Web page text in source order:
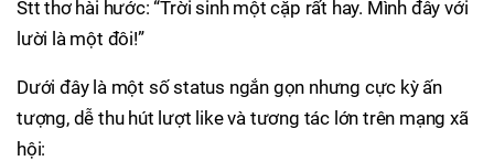
Stt thơ hài hước: “Trời sinh một cặp rất hay. Mình đây với
lười là một đôi!”
Dưới đây là một số status ngắn gọn nhưng cực kỳ ấn
tượng, dễ thu hút lượt like và tương tác lớn trên mạng xã
hội: